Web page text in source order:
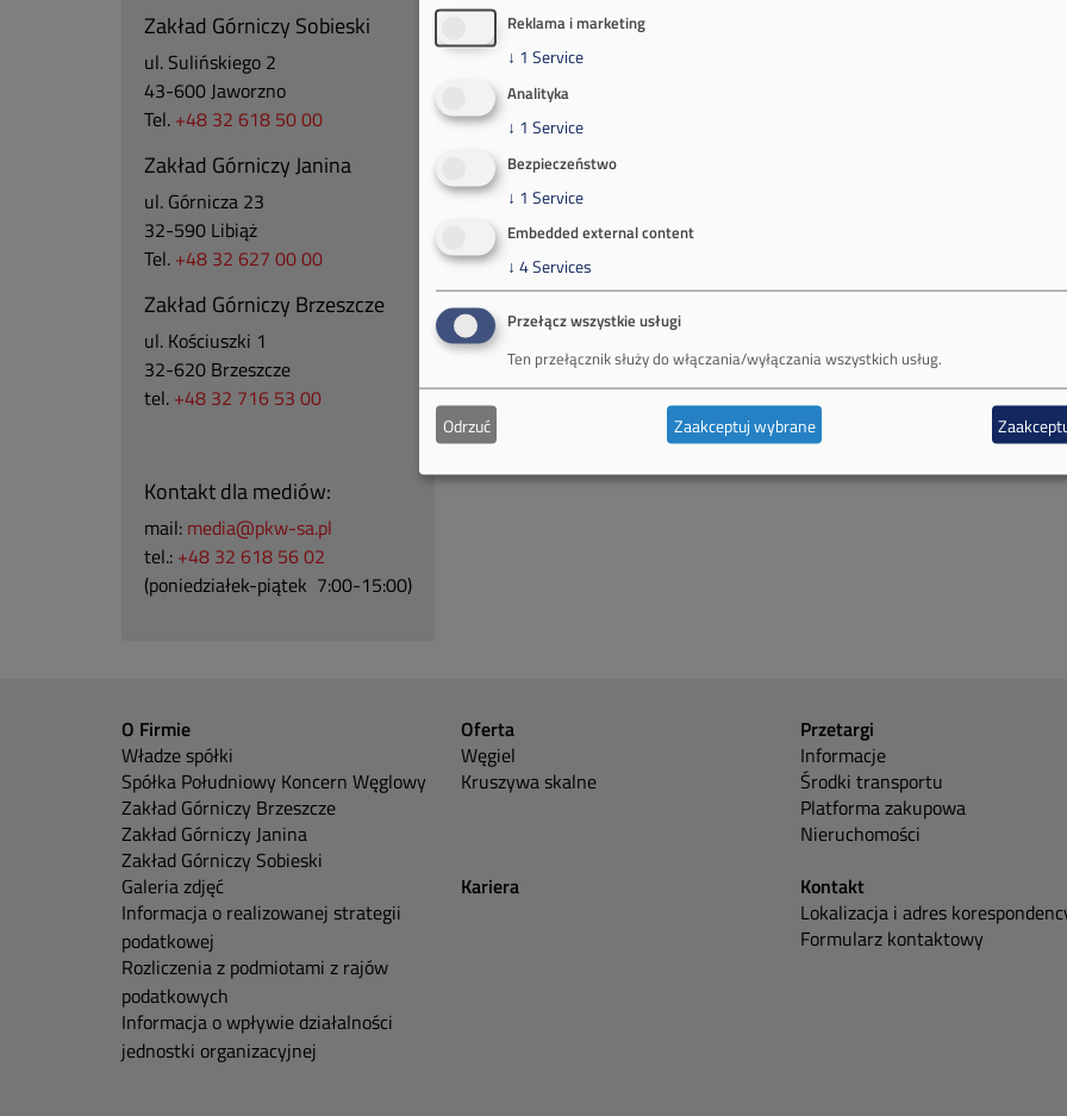
Zakład Górniczy Sobieski
ul. Sulińskiego 2
43-600 Jaworzno
Tel. +48 32 618 50 00
Zakład Górniczy Janina
ul. Górnicza 23
32-590 Libiąż
Tel. +48 32 627 00 00
Zakład Górniczy Brzeszcze
ul. Kościuszki 1
32-620 Brzeszcze
tel. +48 32 716 53 00
Kontakt dla mediów:
mail: media@pkw-sa.pl
tel.: +48 32 618 56 02
(poniedziałek-piątek 7:00-15:00)
O Firmie
Władze spółki
Spółka Południowy Koncern Węglowy
Zakład Górniczy Brzeszcze
Zakład Górniczy Janina
Zakład Górniczy Sobieski
Galeria zdjęć
Informacja o realizowanej strategii
podatkowej
Rozliczenia z podmiotami z rajów
podatkowych
Informacja o wpływie działalności
jednostki organizacyjnej
Oferta
Węgiel
Kruszywa skalne
Przetargi
Informacje
Środki transportu
Platforma zakupowa
Nieruchomości
Kariera
Kontakt
Lokalizacja i adres
Formularz kontaktowy
Reklama i marketing
↓ 1 Service
Analityka
↓ 1 Service
Bezpieczeństwo
↓ 1 Service
Embedded external content
↓ 4Services
Przełącz wszystkie usługi
Ten przełącznik służy do włączania/wyłączania wszystkich usług.
Odrzuć Zaakceptuj wybrane